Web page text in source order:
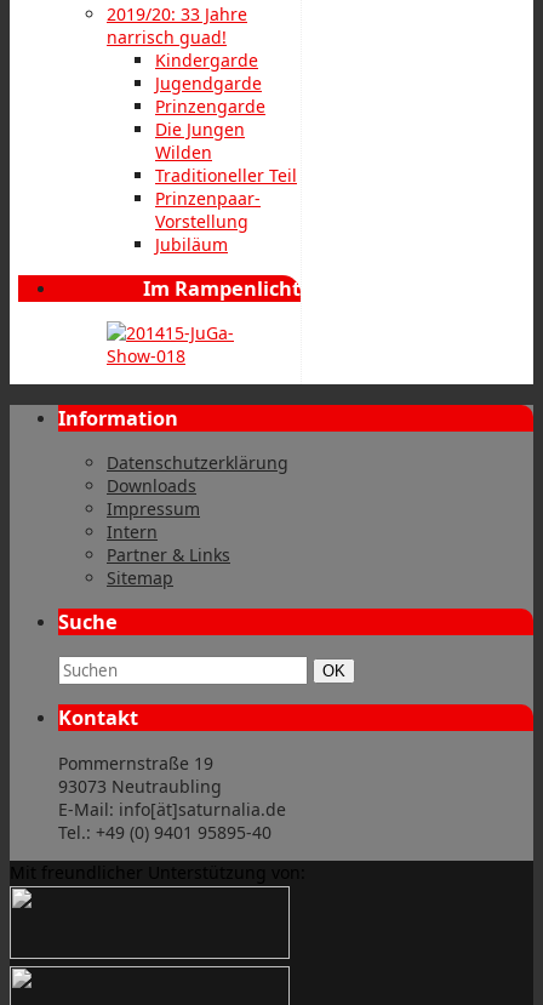
2019/20: 33 Jahre
narrisch guad!
Kindergarde
Jugendgarde
Prinzengarde
Die Jungen
Wilden
Traditioneller Teil
Prinzenpaar-
Vorstellung
Jubiläum
Im Rampenlicht
Information
Datenschutzerklärung
Downloads
Impressum
Intern
Partner & Links
Sitemap
Suche
Suchbegriff: Suchen
OK
Kontakt
Pommernstraße 19
93073 Neutraubling
E-Mail: info[ät]saturnalia.de
Tel.: +49 (0) 9401 95895-40